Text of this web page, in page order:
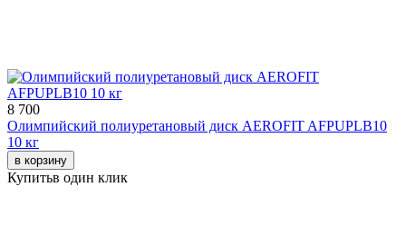
8 700
Олимпийский полиуретановый диск AEROFIT AFPUPLB10
10 кг
в корзину
Купитьв один клик